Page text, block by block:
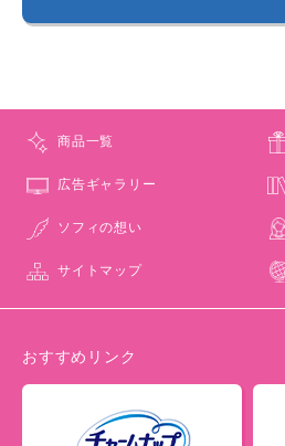
商品一覧
広告ギャラリー
ソフィの想い
サイトマップ
おすすめリンク